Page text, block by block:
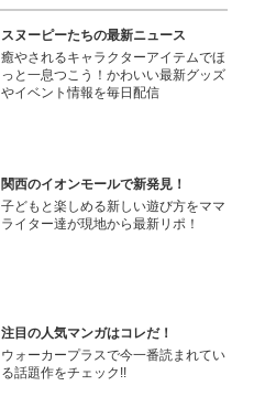
スヌーピーたちの最新ニュース
癒やされるキャラクターアイテムでほ
っと一息つこう！かわいい最新グッズ
やイベント情報を毎日配信
関西のイオンモールで新発見！
子どもと楽しめる新しい遊び方をママ
ライター達が現地から最新リポ！
注目の人気マンガはコレだ！
ウォーカープラスで今一番読まれてい
る話題作をチェック!!